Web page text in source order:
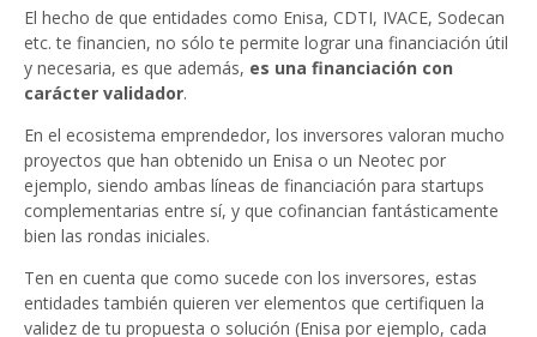
El hecho de que entidades como Enisa, CDTI, IVACE, Sodecan
etc. te financien, no sólo te permite lograr una financiación útil
y necesaria, es que además, es una financiación con
carácter validador.
En el ecosistema emprendedor, los inversores valoran mucho
proyectos que han obtenido un Enisa o un Neotec por
ejemplo, siendo ambas líneas de financiación para startups
complementarias entre sí, y que cofinancian fantásticamente
bien las rondas iniciales.
Ten en cuenta que como sucede con los inversores, estas
entidades también quieren ver elementos que certifiquen la
validez de tu propuesta o solución (Enisa por ejemplo, cada